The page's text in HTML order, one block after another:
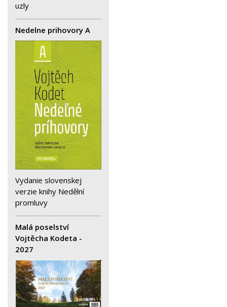
uzly
Nedelne prihovory A
Vydanie slovenskej
verzie knihy Nedělní
promluvy
Malá poselství
Vojtěcha Kodeta -
2027